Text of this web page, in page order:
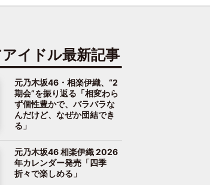
イドル最新記事
元乃木坂46・相楽伊織、“2
期会”を振り返る「相変わら
ず個性豊かで、バラバラな
んだけど、なぜか団結でき
る」
元乃木坂46 相楽伊織 2026
年カレンダー発売「四季
折々で楽しめる」